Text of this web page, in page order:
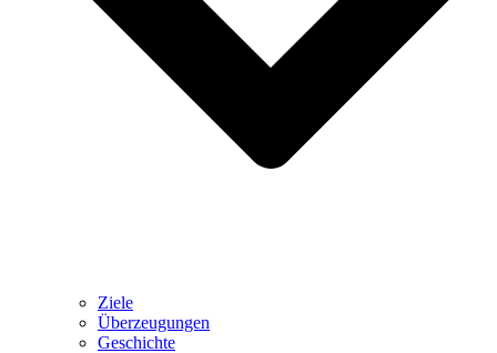
Ziele
Überzeugungen
Geschichte